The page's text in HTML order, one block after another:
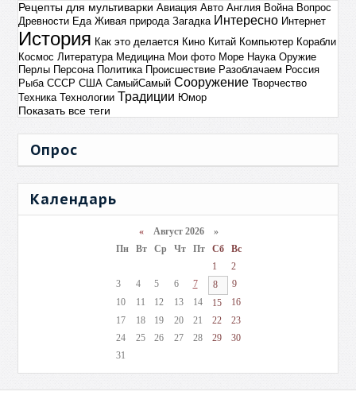
Рецепты для мультиварки Авиация Авто Англия Война Вопрос
Древности Еда Живая природа Загадка Интересно Интернет
История Как это делается Кино Китай Компьютер Корабли
Космос Литература Медицина Мои фото Море Наука Оружие
Перлы Персона Политика Происшествие Разоблачаем Россия
Рыба СССР США СамыйСамый Сооружение Творчество
Техника Технологии Традиции Юмор
Показать все теги
Опрос
Календарь
«Август 2026 »
Пн
Вт Ср Чт Пт Сб
Вс
1
2
3
4 5 6 7 8
9
10
11 12 13 14 15
16
17
18 19 20 21 22
23
24
25 26 27 28 29
30
31